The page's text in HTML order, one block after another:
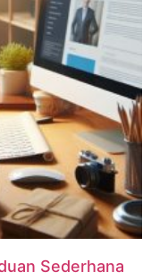
Sederhana